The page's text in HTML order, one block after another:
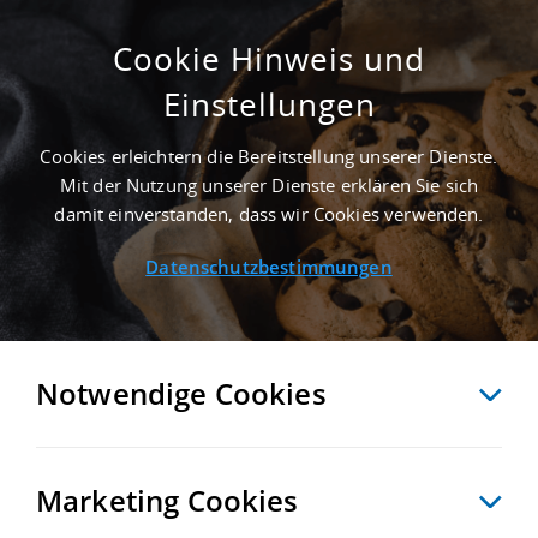
GEPFLEGT - 9.055 M² PRODUKTIONSHALLE
IN BERGHEIM AN DER AUTOBAHN A 61 -
LANDKREIS RHEIN-ERFT-KREIS
Startseite/ Immobiliensuche/ Detailansicht
ZURÜCK MERKEN VERGLEICHEN EXPORT PDF
Cookie Hinweis und
Einstellungen
Cookies erleichtern die Bereitstellung unserer Dienste.
Mit der Nutzung unserer Dienste erklären Sie sich
damit einverstanden, dass wir Cookies verwenden.
Datenschutzbestimmungen
Notwendige Cookies
Marketing Cookies